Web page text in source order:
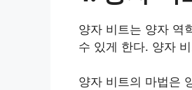
양자 비트는 양자 역
수 있게 한다. 양자
양자 비트의 마법은